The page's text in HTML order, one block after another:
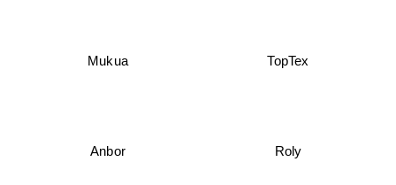
Mukua TopTex
Anbor Roly